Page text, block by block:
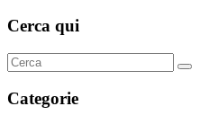
Cerca qui
Categorie